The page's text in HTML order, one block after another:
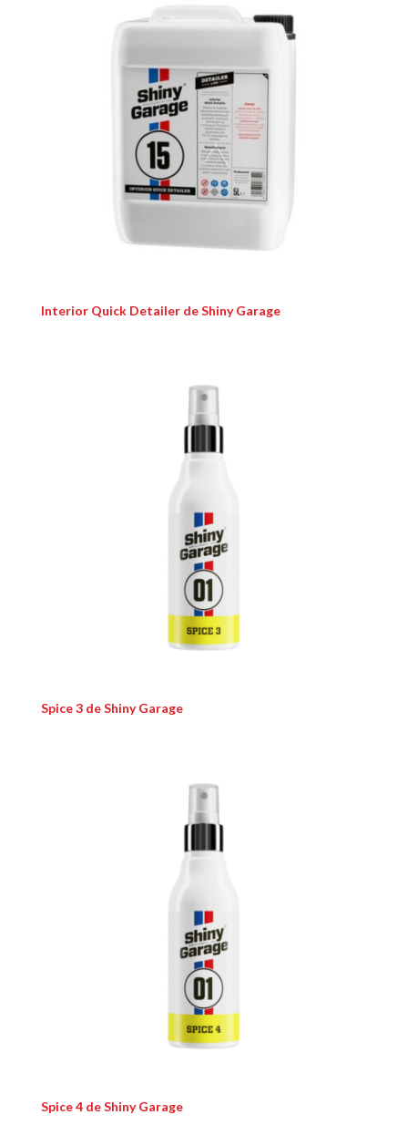
Interior Quick Detailer de Shiny Garage
Spice 3 de Shiny Garage
Spice 4 de Shiny Garage